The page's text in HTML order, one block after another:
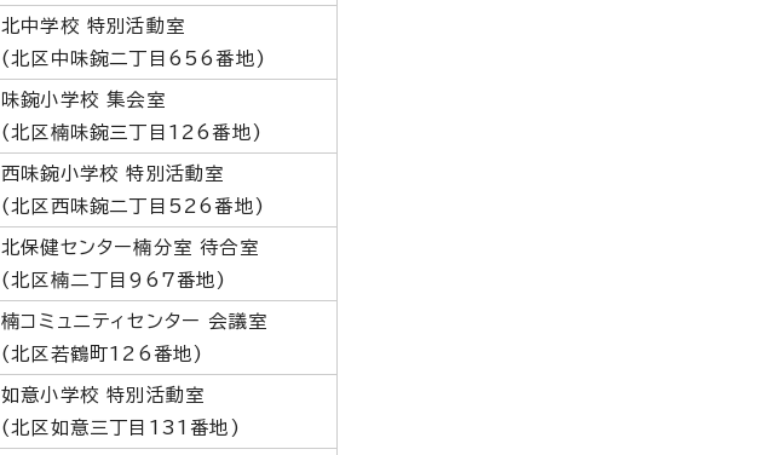
北中学校 特別活動室
(北区中味鋺二丁目656番地)
味鋺小学校 集会室
(北区楠味鋺三丁目126番地)
西味鋺小学校 特別活動室
(北区西味鋺二丁目526番地)
北保健センター楠分室 待合室
(北区楠二丁目967番地)
楠コミュニティセンター 会議室
(北区若鶴町126番地)
如意小学校 特別活動室
(北区如意三丁目131番地)